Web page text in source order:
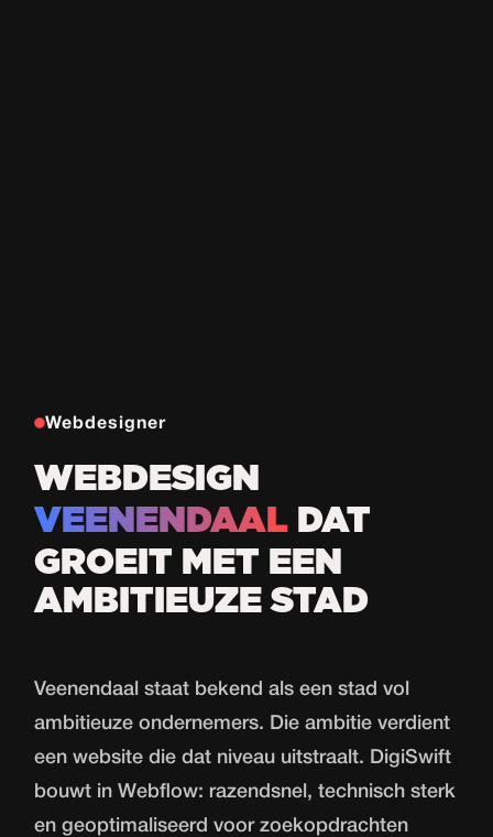
Webdesigner
WEBDESIGN
VEENENDAAL DAT
GROEIT MET EEN
AMBITIEUZE STAD
Veenendaal staat bekend als een stad vol
ambitieuze ondernemers. Die ambitie verdient
een website die dat niveau uitstraalt. DigiSwift
bouwt in Webflow: razendsnel, technisch sterk
en geoptimaliseerd voor zoekopdrachten